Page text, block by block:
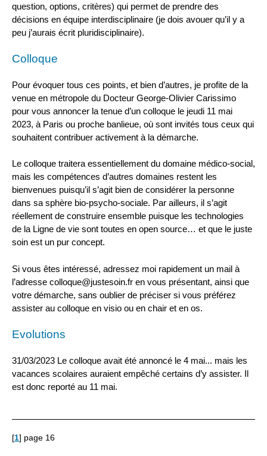
question, options, critères) qui permet de prendre des
décisions en équipe interdisciplinaire (je dois avouer qu’il y a
peu j’aurais écrit pluridisciplinaire).
Colloque
Pour évoquer tous ces points, et bien d’autres, je profite de la
venue en métropole du Docteur George-Olivier Carissimo
pour vous annoncer la tenue d’un colloque le jeudi 11 mai
2023, à Paris ou proche banlieue, où sont invités tous ceux qui
souhaitent contribuer activement à la démarche.
Le colloque traitera essentiellement du domaine médico-social,
mais les compétences d’autres domaines restent les
bienvenues puisqu’il s’agit bien de considérer la personne
dans sa sphère bio-psycho-sociale. Par ailleurs, il s’agit
réellement de construire ensemble puisque les technologies
de la Ligne de vie sont toutes en open source… et que le juste
soin est un pur concept.
Si vous êtes intéressé, adressez moi rapidement un mail à
l’adresse colloque@justesoin.fr en vous présentant, ainsi que
votre démarche, sans oublier de préciser si vous préférez
assister au colloque en visio ou en chair et en os.
Evolutions
31/03/2023 Le colloque avait été annoncé le 4 mai... mais les
vacances scolaires auraient empêché certains d’y assister. Il
est donc reporté au 11 mai.
[1] page 16